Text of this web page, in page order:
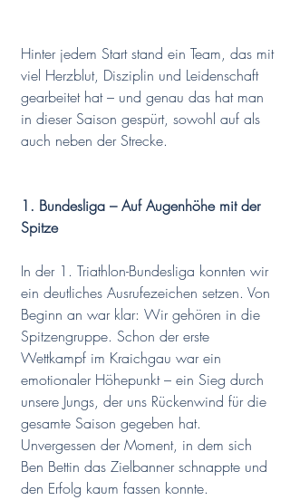
Hinter jedem Start stand ein Team, das mit
viel Herzblut, Disziplin und Leidenschaft
gearbeitet hat – und genau das hat man
in dieser Saison gespürt, sowohl auf als
auch neben der Strecke.
1. Bundesliga – Auf Augenhöhe mit der
Spitze
In der 1. Triathlon-Bundesliga konnten wir
ein deutliches Ausrufezeichen setzen. Von
Beginn an war klar: Wir gehören in die
Spitzengruppe. Schon der erste
Wettkampf im Kraichgau war ein
emotionaler Höhepunkt – ein Sieg durch
unsere Jungs, der uns Rückenwind für die
gesamte Saison gegeben hat.
Unvergessen der Moment, in dem sich
Ben Bettin das Zielbanner schnappte und
den Erfolg kaum fassen konnte.